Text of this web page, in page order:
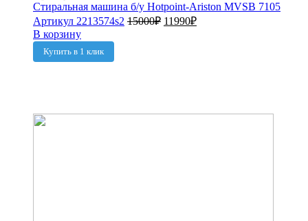
Стиральная машина б/у Hotpoint-Ariston MVSB 7105
Артикул 2213574s2 15000₽ 11990₽
В корзину
Купить в 1 клик